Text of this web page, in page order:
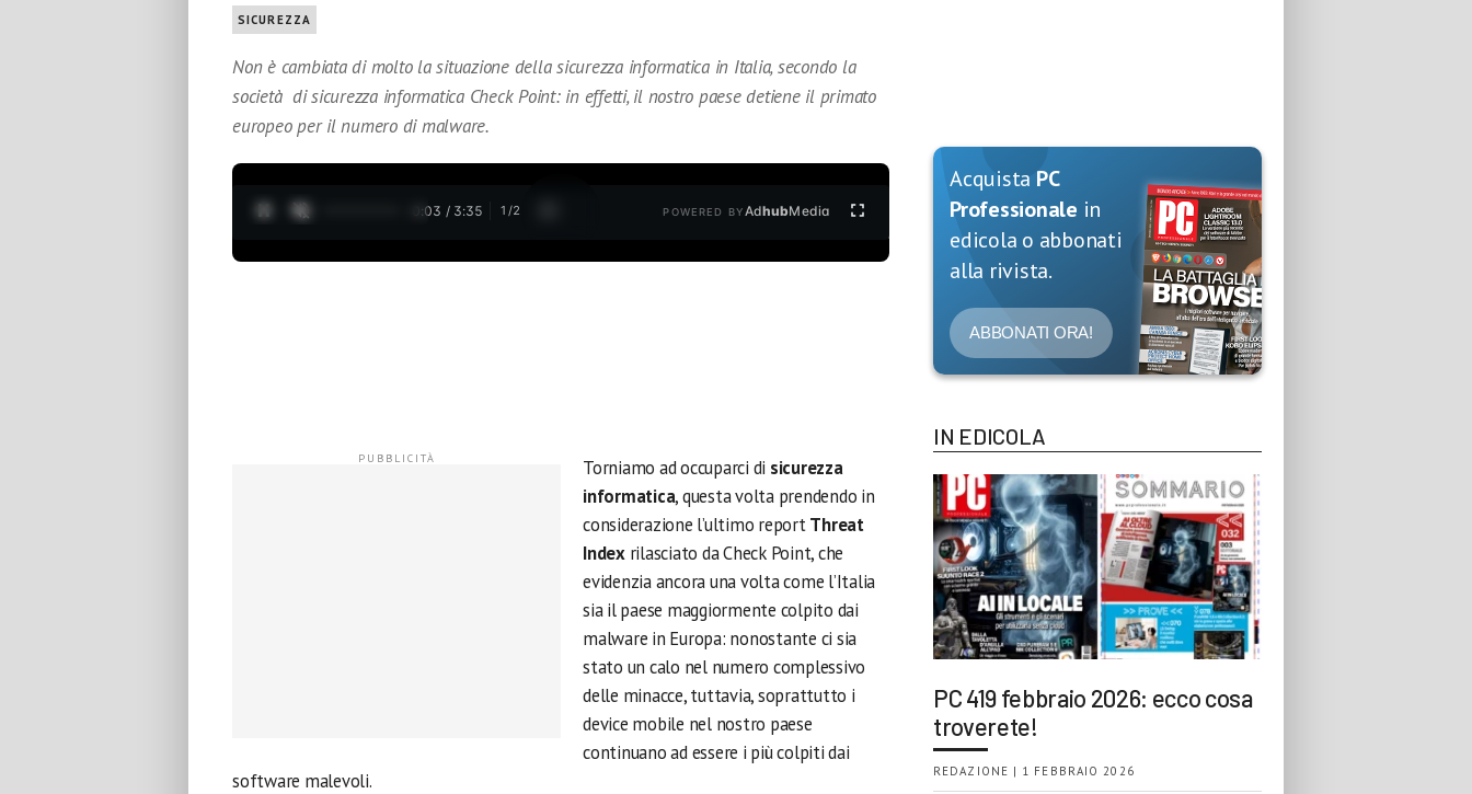
SICUREZZA
Non è cambiata di molto la situazione della sicurezza informatica in Italia, secondo la
società di sicurezza informatica Check Point: in effetti, il nostro paese detiene il primato
europeo per il numero di malware.
0:04 / 3:35 1 /2 POWERED BYAdhubMedia
Torniamo ad occuparci di sicurezza
informatica, questa volta prendendo in
considerazione l’ultimo reportThreat
Indexrilasciato da Check Point, che
evidenzia ancora una volta come l’Italia
sia il paese maggiormente colpito dai
malware in Europa: nonostante ci sia
stato un calo nel numero complessivo
delle minacce, tuttavia, soprattutto i
device mobile nel nostro paese
continuano ad essere i più colpiti dai
software malevoli.
Acquista PC
Professionale in
edicola o abbonati
alla rivista.
ABBONATI ORA!
IN EDICOLA
PC 419 febbraio 2026: ecco cosa
troverete!
REDAZIONE | 1 FEBBRAIO 2026